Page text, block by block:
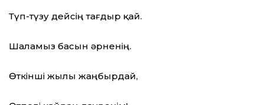
Түп-түзу дейсің тағдыр қай.
Шаламыз басын әрненің.
Өткінші жылы жаңбырдай,